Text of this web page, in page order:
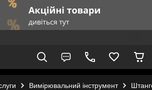
Вимірювальний інструмент